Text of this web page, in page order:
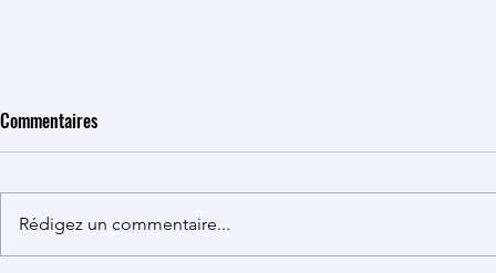
"La paix, c'est mon droit !"
Commentaires
Rédigez un commentaire...